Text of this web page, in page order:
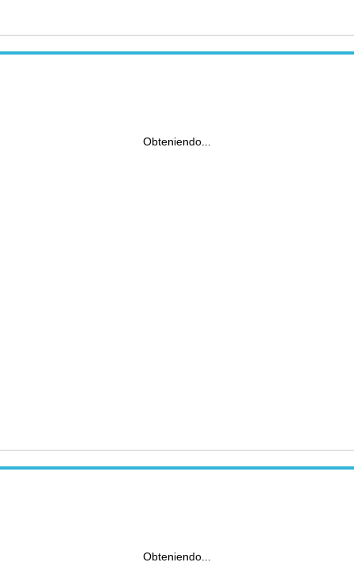
Obteniendo...
Obteniendo...